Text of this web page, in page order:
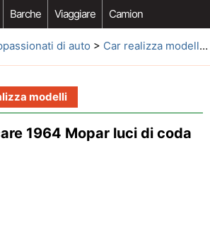
Barche Viaggiare Camion
Auto Car Opzioni Aftermarket
di auto > Car realizza modelli
modelli
1964 Mopar luci di coda